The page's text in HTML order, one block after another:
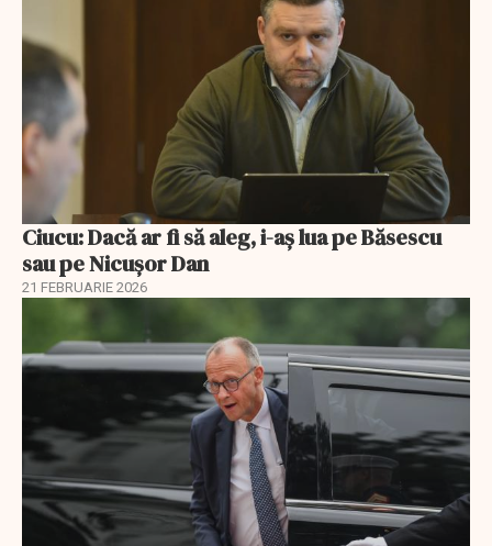
Ciucu: Dacă ar fi să aleg, i-aș lua pe Băsescu
sau pe Nicușor Dan
21 FEBRUARIE 2026